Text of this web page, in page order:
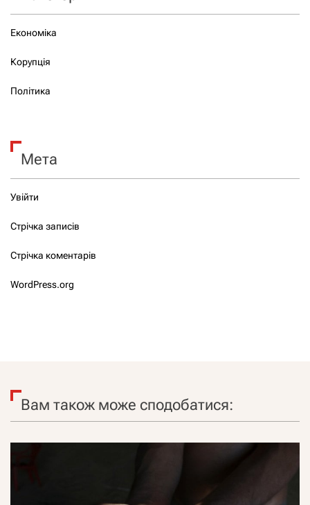
Економіка
Корупція
Політика
Мета
Увійти
Стрічка записів
Стрічка коментарів
WordPress.org
Вам також може сподобатися: